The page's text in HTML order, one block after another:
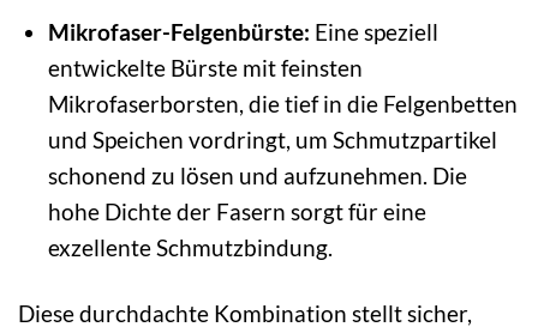
Mikrofaser-Felgenbürste: Eine speziell
entwickelte Bürste mit feinsten
Mikrofaserborsten, die tief in die Felgenbetten
und Speichen vordringt, um Schmutzpartikel
schonend zu lösen und aufzunehmen. Die
hohe Dichte der Fasern sorgt für eine
exzellente Schmutzbindung.
Diese durchdachte Kombination stellt sicher,